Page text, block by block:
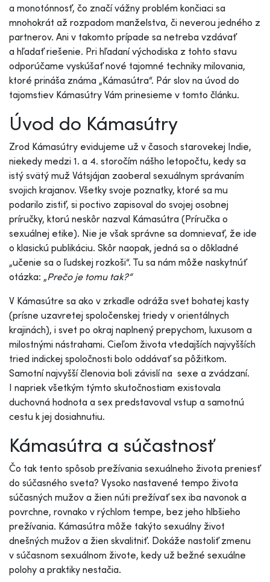
a monotónnosť, čo značí vážny problém končiaci sa
mnohokrát až rozpadom manželstva, či neverou jedného z
partnerov. Ani v takomto prípade sa netreba vzdávať
a hľadať riešenie. Pri hľadaní východiska z tohto stavu
odporúčame vyskúšať nové tajomné techniky milovania,
ktoré prináša známa „Kámasútra“. Pár slov na úvod do
tajomstiev Kámasútry Vám prinesieme v tomto článku.
Úvod do Kámasútry
Zrod Kámasútry evidujeme už v časoch starovekej Indie,
niekedy medzi 1. a 4. storočím nášho letopočtu, kedy sa
istý svätý muž Vátsjájan zaoberal sexuálnym správaním
svojich krajanov. Všetky svoje poznatky, ktoré sa mu
podarilo zistiť, si poctivo zapisoval do svojej osobnej
príručky, ktorú neskôr nazval Kámasútra (Príručka o
sexuálnej etike). Nie je však správne sa domnievať, že ide
o klasickú publikáciu. Skôr naopak, jedná sa o dôkladné
„učenie sa o ľudskej rozkoši“. Tu sa nám môže naskytnúť
otázka: „Prečo je tomu tak?“
V Kámasútre sa ako v zrkadle odráža svet bohatej kasty
(prísne uzavretej spoločenskej triedy v orientálnych
krajinách), i svet po okraj naplnený prepychom, luxusom a
milostnými nástrahami. Cieľom života vtedajších najvyšších
tried indickej spoločnosti bolo oddávať sa pôžitkom.
Samotní najvyšší členovia boli závislí na sexe a zvádzaní.
I napriek všetkým týmto skutočnostiam existovala
duchovná hodnota a sex predstavoval vstup a samotnú
cestu k jej dosiahnutiu.
Kámasútra a súčastnosť
Čo tak tento spôsob prežívania sexuálneho života preniesť
do súčasného sveta? Vysoko nastavené tempo života
súčasných mužov a žien núti prežívať sex iba navonok a
povrchne, rovnako v rýchlom tempe, bez jeho hlbšieho
prežívania. Kámasútra môže takýto sexuálny život
dnešných mužov a žien skvalitniť. Dokáže nastoliť zmenu
v súčasnom sexuálnom živote, kedy už bežné sexuálne
polohy a praktiky nestačia.